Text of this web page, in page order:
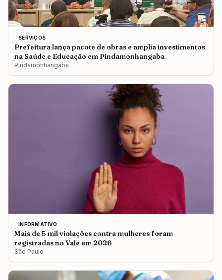
SERVIÇOS
Prefeitura lança pacote de obras e amplia investimentos
na Saúde e Educação em Pindamonhangaba
Pindamonhangaba
INFORMATIVO
Mais de 5 mil violações contra mulheres foram
registradas no Vale em 2026
São Paulo